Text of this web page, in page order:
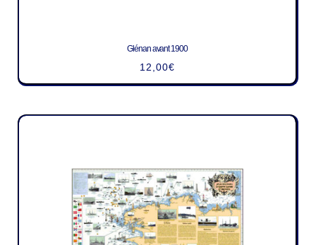
Glénan avant 1900
12,00€